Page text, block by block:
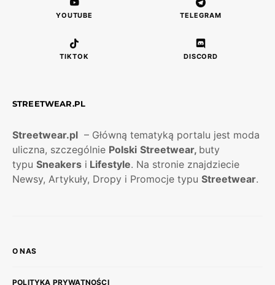
YOUTUBE TELEGRAM
TIKTOK DISCORD
STREETWEAR.PL
Streetwear.pl – Główną tematyką portalu jest moda
uliczna, szczególnie Polski Streetwear, buty
typu Sneakers i Lifestyle. Na stronie znajdziecie
Newsy, Artykuły, Dropy i Promocje typu Streetwear.
O NAS
POLITYKA PRYWATNOŚCI